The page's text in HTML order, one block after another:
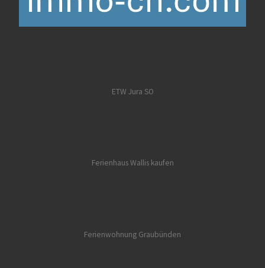
ETW Jura SO
Ferienhaus Wallis kaufen
Ferienwohnung Graubünden